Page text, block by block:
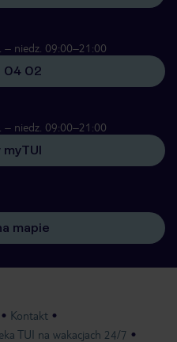
niedz. 09:00–21:00
04 02
niedz. 09:00–21:00
mapie
Kontakt
TUI na wakacjach 24/7